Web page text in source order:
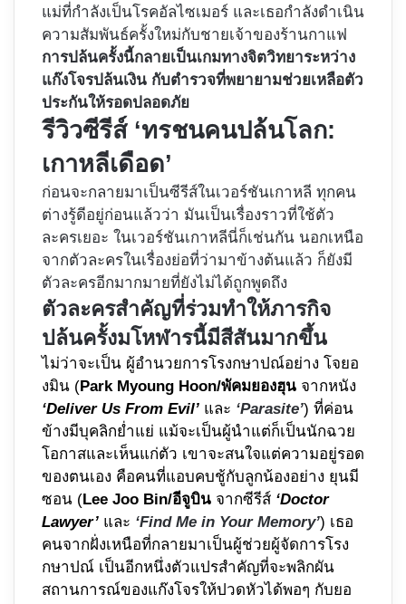
แม่ที่กำลังเป็นโรคอัลไซเมอร์ และเธอกำลังดำเนิน
ความสัมพันธ์ครั้งใหม่กับชายเจ้าของร้านกาแฟ
การปล้นครั้งนี้กลายเป็นเกมทางจิตวิทยาระหว่าง
แก๊งโจรปล้นเงิน กับตำรวจที่พยายามช่วยเหลือตัว
ประกันให้รอดปลอดภัย
รีวิวซีรีส์ ‘ทรชนคนปล้นโลก:
เกาหลีเดือด’
ก่อนจะกลายมาเป็นซีรีส์ในเวอร์ชันเกาหลี ทุกคน
ต่างรู้ดีอยู่ก่อนแล้วว่า มันเป็นเรื่องราวที่ใช้ตัว
ละครเยอะ ในเวอร์ชันเกาหลีนี่ก็เช่นกัน นอกเหนือ
จากตัวละครในเรื่องย่อที่ว่ามาข้างต้นแล้ว ก็ยังมี
ตัวละครอีกมากมายที่ยังไม่ได้ถูกพูดถึง
ตัวละครสำคัญที่ร่วมทำให้ภารกิจ
ปล้นครั้งมโหฬารนี้มีสีสันมากขึ้น
ไม่ว่าจะเป็น ผู้อำนวยการโรงกษาปณ์อย่าง โจยอ
งมิน (Park Myoung Hoon/พัคมยองฮุน จากหนัง
‘Deliver Us From Evil’ และ ‘Parasite’) ที่ค่อน
ข้างมีบุคลิกย่ำแย่ แม้จะเป็นผู้นำแต่ก็เป็นนักฉวย
โอกาสและเห็นแก่ตัว เขาจะสนใจแต่ความอยู่รอด
ของตนเอง คือคนที่แอบคบชู้กับลูกน้องอย่าง ยุนมี
ซอน (Lee Joo Bin/อีจูบิน จากซีรีส์ ‘Doctor
Lawyer’ และ ‘Find Me in Your Memory’) เธอ
คนจากฝั่งเหนือที่กลายมาเป็นผู้ช่วยผู้จัดการโรง
กษาปณ์ เป็นอีกหนึ่งตัวแปรสำคัญที่จะพลิกผัน
สถานการณ์ของแก๊งโจรให้ปวดหัวได้พอๆ กับยอ